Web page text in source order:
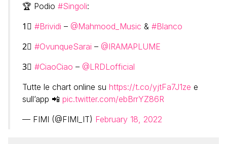
🏆 Podio #Singoli:
1⃣ #Brividi – @Mahmood_Music & #Blanco
2⃣ #OvunqueSarai – @IRAMAPLUME
3⃣ #CiaoCiao – @LRDLofficial
Tutte le chart online su https://t.co/yjtFa7J1ze e
sull’app 📲 pic.twitter.com/ebBrrYZ86R
— FIMI (@FIMI_IT) February 18, 2022